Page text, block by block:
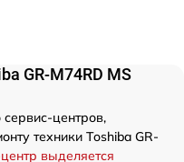
GR-M74RD MS
центров,
техники Toshiba GR-
выделяется